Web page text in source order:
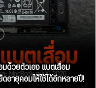
ด้วยตัวเอง แบตเสื่อม
อายุคอมให้ใช้ได้อีกหลายปี!